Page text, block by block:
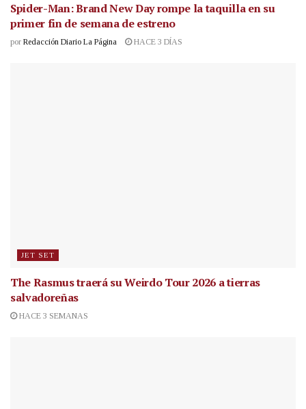
Spider-Man: Brand New Day rompe la taquilla en su
primer fin de semana de estreno
por Redacción Diario La Página HACE 3 DÍAS
JET SET
The Rasmus traerá su Weirdo Tour 2026 a tierras
salvadoreñas
HACE 3 SEMANAS